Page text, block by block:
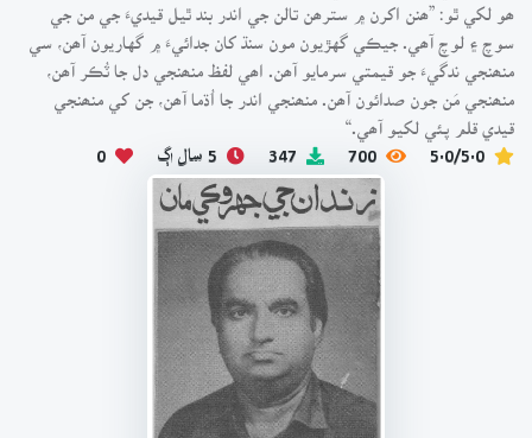
ھو لکي ٿو: ”ھنن اکرن ۾ سترھن تالن جي اندر بند ٿيل قيديءَ جي من جي
سوچ ۽ لوچ آھي. جيڪي گهڙيون مون سنڌ کان جدائيءَ ۾ گهاريون آھن، سي
منھنجي ندگيءَ جو قيمتي سرمايو آھن. اھي لفظ منھنجي دل جا ٽُڪر آھن،
منھنجي مَن جون صدائون آھن. منھنجي اندر جا اُڌما آھن، جن کي منھنجي
قيدي قلم پئي لکيو آھي.“
5.0/5.0
700
347 5 سال اڳ 0